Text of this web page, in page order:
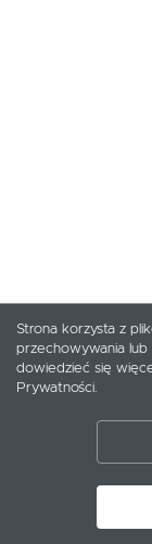
Strona korzysta z
przechowywania
dowiedzieć się
Prywatności.